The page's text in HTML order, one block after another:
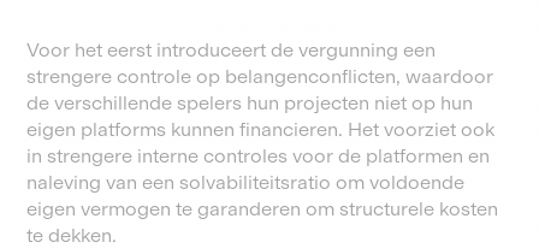
Voor het eerst introduceert de vergunning een
strengere controle op belangenconflicten, waardoor
de verschillende spelers hun projecten niet op hun
eigen platforms kunnen financieren. Het voorziet ook
in strengere interne controles voor de platformen en
naleving van een solvabiliteitsratio om voldoende
eigen vermogen te garanderen om structurele kosten
te dekken.